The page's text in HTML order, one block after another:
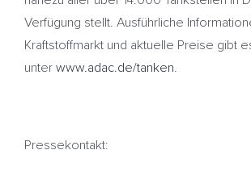
Verfügung stellt. Ausführliche
Kraftstoffmarkt und aktuelle Preise gibt
unter www.adac.de/tanken.
Pressekontakt: